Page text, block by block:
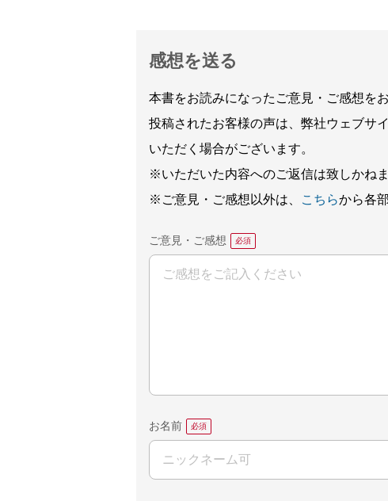
感想を送る
本書をお読みになったご意見・ご感想を
投稿されたお客様の声は、弊社ウェブサ
いただく場合がございます。
※いただいた内容へのご返信は致しかね
※ご意見・ご感想以外は、
こちらから各
ご意見・ご感想
お名前